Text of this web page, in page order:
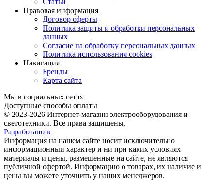
Правовая информация
Договор оферты
Политика защиты и обработки персональных
данных
Согласие на обработку персональных данных
Политика использования cookies
Навигация
Бренды
Карта сайта
Мы в социальных сетях
Доступные способы оплаты
© 2023-2026 Интернет-магазин электрооборудования и
светотехники. Все права защищены.
Разработано в
Информация на нашем сайте носит исключительно
информационный характер и ни при каких условиях
материалы и цены, размещенные на сайте, не являются
публичной офертой. Информацию о товарах, их наличие и
цены вы можете уточнить у наших менеджеров.